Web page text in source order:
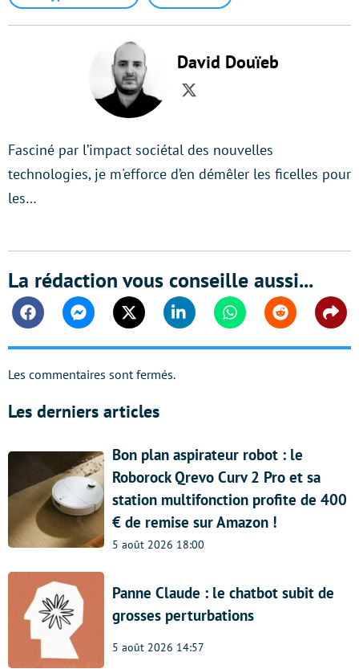
David Douïeb
Twitter
Fasciné par l’impact sociétal des nouvelles
technologies, je m'efforce d’en démêler les ficelles pour
les…
La rédaction vous conseille aussi...
FacebookMessengerTwitter Linkedin WhatsappReddit
Les commentaires sont fermés.
Les derniers articles
Bon plan aspirateur robot : le
Roborock Qrevo Curv 2 Pro et sa
station multifonction profite de 400
€ de remise sur Amazon !
5 août 2026 18:00
Panne Claude : le chatbot subit de
grosses perturbations
5 août 2026 14:57